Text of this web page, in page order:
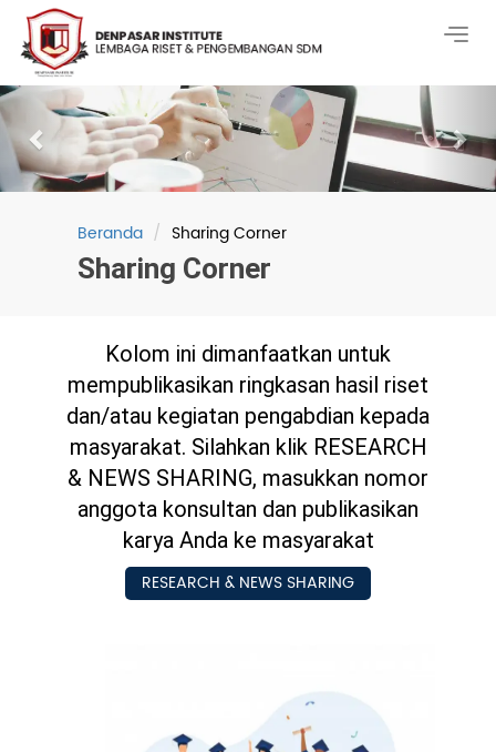
Pengembangan SDM
Previous
Beranda Sharing Corner
Sharing Corner
Kolom ini dimanfaatkan untuk
mempublikasikan ringkasan hasil riset
dan/atau kegiatan pengabdian kepada
masyarakat. Silahkan klik RESEARCH
& NEWS SHARING, masukkan nomor
anggota konsultan dan publikasikan
karya Anda ke masyarakat
RESEARCH & NEWS SHARING